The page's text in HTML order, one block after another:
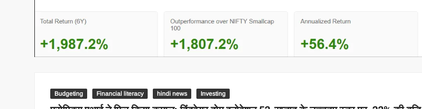
Budgeting Financial literacy hindi news Investing